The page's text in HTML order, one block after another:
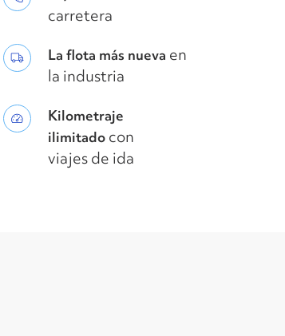
carretera
La flota más nueva en
la industria
Kilometraje
ilimitado con
viajes de ida